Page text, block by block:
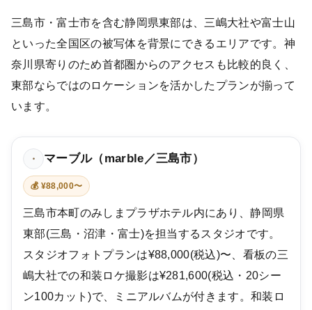
三島市・富士市を含む静岡県東部は、三嶋大社や富士山
といった全国区の被写体を背景にできるエリアです。神
奈川県寄りのため首都圏からのアクセスも比較的良く、
東部ならではのロケーションを活かしたプランが揃って
います。
・ マーブル（marble／三島市）
💰 ¥88,000〜
三島市本町のみしまプラザホテル内にあり、静岡県
東部(三島・沼津・富士)を担当するスタジオです。
スタジオフォトプランは¥88,000(税込)〜、看板の三
嶋大社での和装ロケ撮影は¥281,600(税込・20シー
ン100カット)で、ミニアルバムが付きます。和装ロ